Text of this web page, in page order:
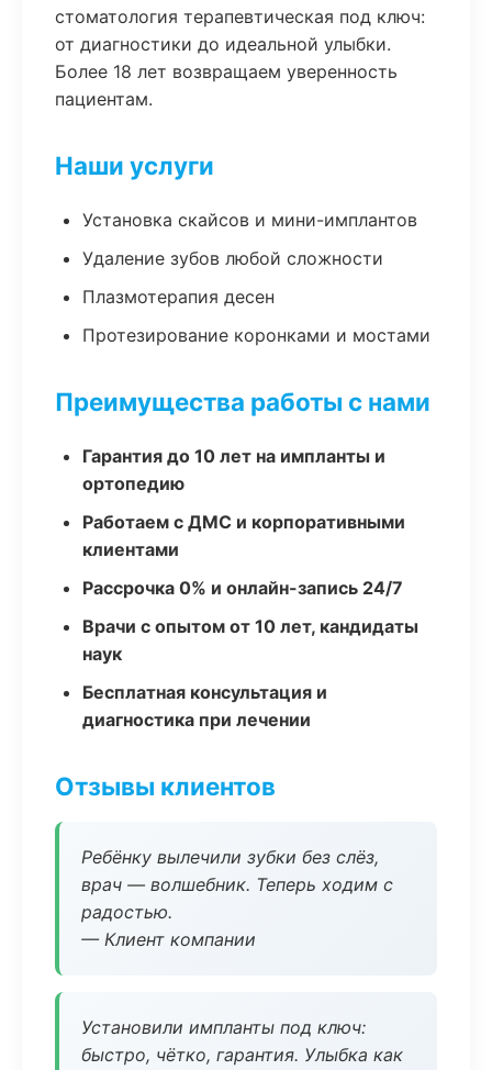
стоматология терапевтическая под ключ:
от диагностики до идеальной улыбки.
Более 18 лет возвращаем уверенность
пациентам.
Наши услуги
Установка скайсов и мини-имплантов
Удаление зубов любой сложности
Плазмотерапия десен
Протезирование коронками и мостами
Преимущества работы с нами
Гарантия до 10 лет на импланты и
ортопедию
Работаем с ДМС и корпоративными
клиентами
Рассрочка 0% и онлайн-запись 24/7
Врачи с опытом от 10 лет, кандидаты
наук
Бесплатная консультация и
диагностика при лечении
Отзывы клиентов
Ребёнку вылечили зубки без слёз,
врач — волшебник. Теперь ходим с
радостью.
— Клиент компании
Установили импланты под ключ:
быстро, чётко, гарантия. Улыбка как